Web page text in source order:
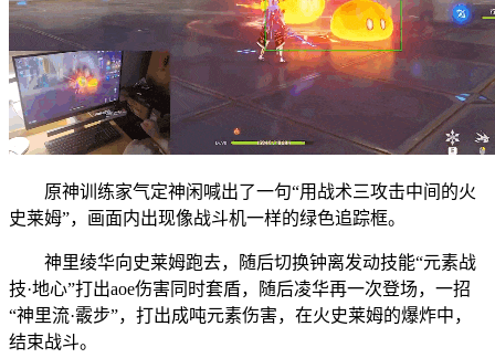
原神训练家气定神闲喊出了一句“用战术三攻击中间的火
史莱姆”，画面内出现像战斗机一样的绿色追踪框。
神里绫华向史莱姆跑去，随后切换钟离发动技能“元素战
技·地心”打出aoe伤害同时套盾，随后凌华再一次登场，一招
“神里流·霰步”，打出成吨元素伤害，在火史莱姆的爆炸中，
结束战斗。